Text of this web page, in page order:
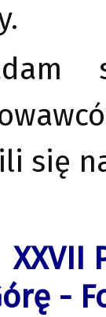
się
XXVII
-